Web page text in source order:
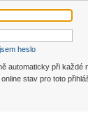
heslo
automaticky při každé
stav pro toto